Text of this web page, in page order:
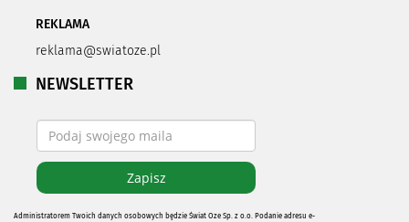
REKLAMA
reklama@swiatoze.pl
NEWSLETTER
Administratorem Twoich danych osobowych będzie Świat Oze Sp. z o.o. Podanie adresu e-